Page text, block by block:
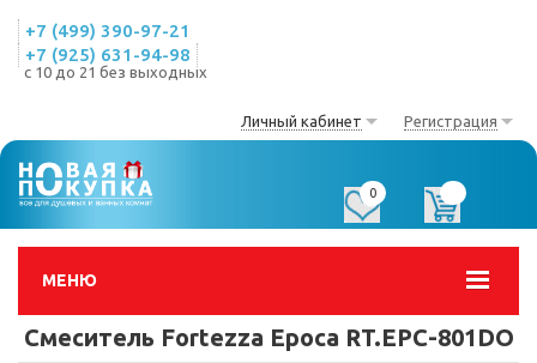
+7 (499) 390-97-21
+7 (925) 631-94-98
с 10 до 21 без выходных
Личный кабинет Регистрация
МЕНЮ
0
Смеситель Fortezza Epoca RT.EPC-801DO